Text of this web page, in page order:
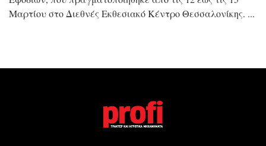
Μαρτίου στο Διεθνές Εκθεσιακό Κέντρο Θεσσαλονίκης.